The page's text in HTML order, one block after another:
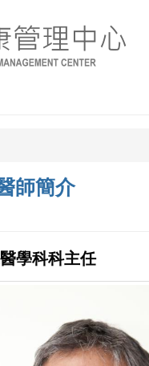
師簡介
學科科主任